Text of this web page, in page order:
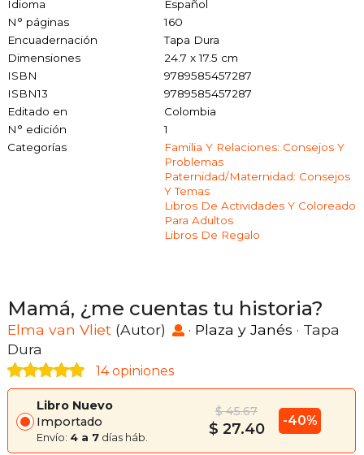
Idioma
Español
N° páginas
160
Encuadernación
Tapa Dura
Dimensiones
24.7 x 17.5 cm
ISBN
9789585457287
ISBN13
9789585457287
Editado en
Colombia
N° edición
1
Categorías
Familia Y Relaciones: Consejos Y
Problemas
Paternidad/maternidad: Consejos
Y Temas
Libros De Actividades Y Coloreado
Para Adultos
Libros De Regalo
Mamá, ¿me cuentas tu historia?
Elma van Vliet (Autor) · Plaza y Janés · Tapa
Dura
14 opiniones
Libro Nuevo
Importado
Envío: 4 a 7 días háb.
$ 45.67
$ 27.40 -40%